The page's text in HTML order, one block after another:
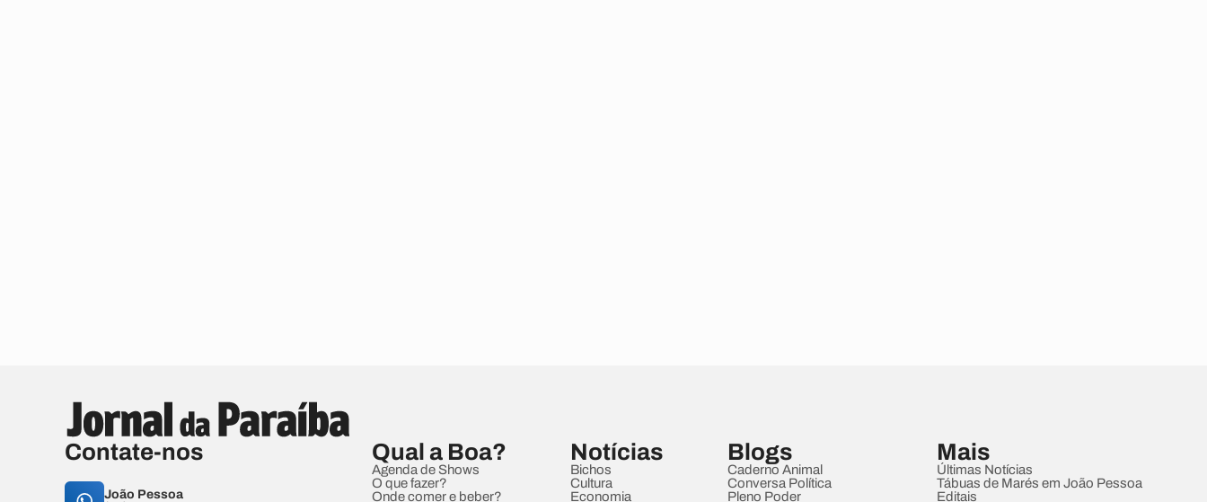
Contate-nos
João Pessoa
Qual a Boa?
Agenda de Shows
O que fazer?
Onde comer e beber?
Notícias
Bichos
Cultura
Economia
Blogs
Caderno Animal
Conversa Política
Pleno Poder
Mais
Últimas Notícias
Tábuas de Marés em João Pessoa
Editais